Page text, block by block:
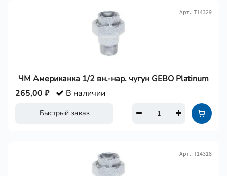
ЧМ Американка 1/2 вн.-нар. чугун GEBO Platinum
Арт.: Т14329
Быстрый заказ
265,00 ₽ В наличии
Арт.: Т14318